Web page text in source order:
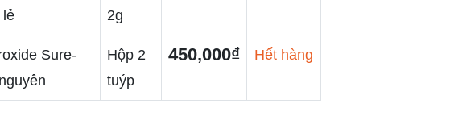
lẻ
2g
Sure-
Hộp 2
tuýp
450,000₫ Hết hàng